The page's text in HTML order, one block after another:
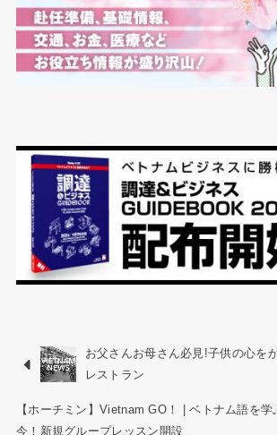
お父さんお母さん必見!子供の心を
レストラン
【ホーチミン】Vietnam GO！ | ベトナム語を学
今！新規グループレッスン開設